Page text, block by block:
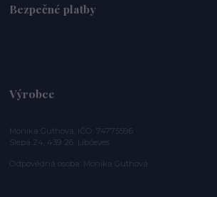
Bezpečné platby
Výrobce
Monika Guthová, IČO: 74775596
Slepá 24, 439 26 Libčeves
Odpovědná osoba: Monika Guthová